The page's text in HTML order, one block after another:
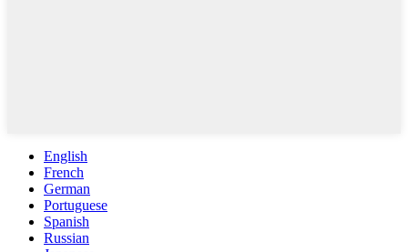
English
French
German
Portuguese
Spanish
Russian